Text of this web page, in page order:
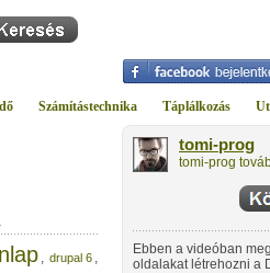
Számítástechnika Táplálkozás
, drupal 6 ,
tomi-prog
tomi-prog
Ebben a videóban
oldalakat létrehozni a